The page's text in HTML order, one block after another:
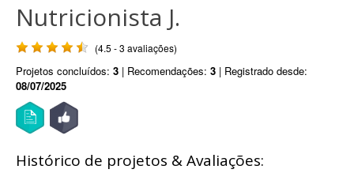
Nutricionista J.
(4.5 - 3 avaliações)
Projetos concluídos: 3 | Recomendações: 3 | Registrado desde:
08/07/2025
Histórico de projetos & Avaliações: